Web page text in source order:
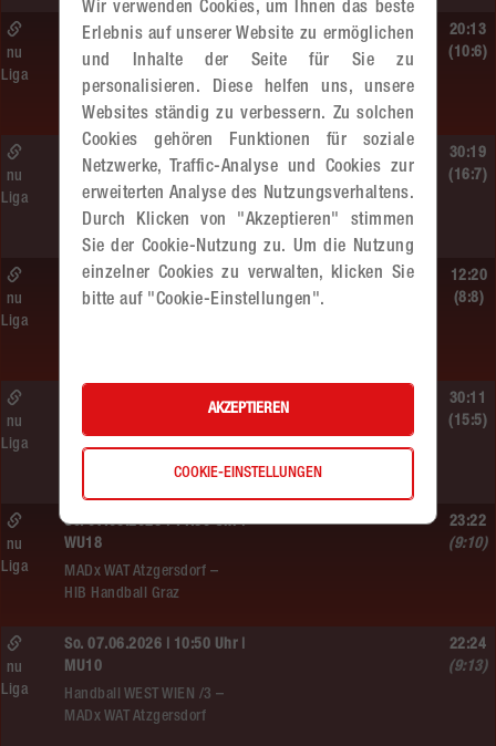
So. 14.06.2026 | 10:30 Uhr |
ÖMS WU12 HF
SC HIT/UHC Absam –
MADx WAT Atzgersdorf
nu
Liga
20:13
(10:6)
Sa. 13.06.2026 | 19:05 Uhr |
WU12
MADx WAT Atzgersdorf –
HIB Handball Graz
nu
Liga
30:19
(16:7)
Sa. 13.06.2026 | 14:30 Uhr |
WU12
nu
Liga
12:20
(8:8)
Sa. 13.06.2026 | 10:50 Uhr |
MADx WAT Atzgersdorf –
HC LINZ AG Ladies
nu
Liga
30:11
(15:5)
So. 07.06.2026 | 14:30 Uhr |
WU18
MADx WAT Atzgersdorf –
HIB Handball Graz
nu
Liga
23:22
(9:10)
So. 07.06.2026 | 10:50 Uhr |
MU10
Handball WEST WIEN /3 –
MADx WAT Atzgersdorf
nu
Liga
22:24
(9:13)
Wir verwenden Cookies, um Ihnen das beste
Erlebnis auf unserer Website zu ermöglichen
und Inhalte der Seite für Sie zu
personalisieren. Diese helfen uns, unsere
Websites ständig zu verbessern. Zu solchen
Cookies gehören Funktionen für soziale
Netzwerke, Traffic-Analyse und Cookies zur
erweiterten Analyse des Nutzungsverhaltens.
Durch Klicken von "Akzeptieren" stimmen
Sie der Cookie-Nutzung zu. Um die Nutzung
einzelner Cookies zu verwalten, klicken Sie
bitte auf "Cookie-Einstellungen".
AKZEPTIEREN
COOKIE-EINSTELLUNGEN